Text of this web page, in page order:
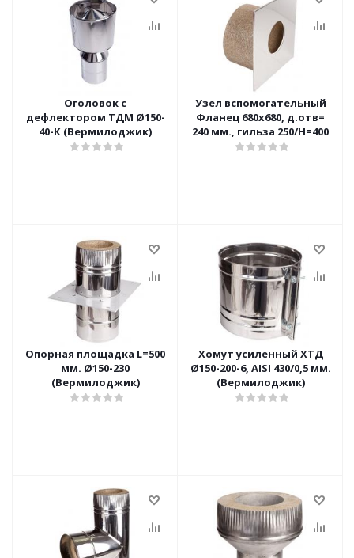
Оголовок с
дефлектором ТДМ Ø150-
40-К (Вермилоджик)
Узел вспомогательный
Фланец 680х680, д.отв=
240 мм., гильза 250/H=400
Опорная площадка L=500
мм. Ø150-230
(Вермилоджик)
Хомут усиленный ХТД
Ø150-200-6, AISI 430/0,5 мм.
(Вермилоджик)